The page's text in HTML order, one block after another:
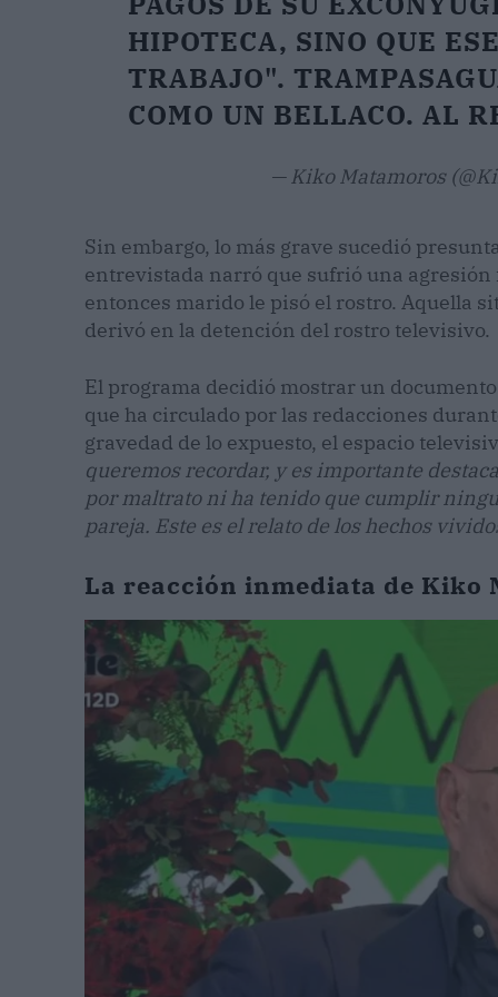
HIPOTECA, SINO QUE
TRABAJO".
COMO UN BELLACO. AL
— Kiko Matamoros
Sin embargo, lo más grave sucedió
entrevistada narró que sufrió una
entonces marido le pisó el rostro. Aquella
derivó en la detención del rostro televisivo.
El programa decidió mostrar un
que ha circulado por las redacciones
gravedad de lo expuesto, el espacio
queremos recordar, y es importante
por maltrato ni ha tenido que cumplir
pareja. Este es el relato de los hechos
La reacción inmediata de Kiko